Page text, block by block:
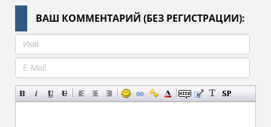
ВАШ КОММЕНТАРИЙ (БЕЗ РЕГИСТРАЦИИ):